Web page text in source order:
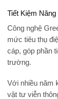
Tiết Kiệm
Công nghệ
mức tiêu thụ
cáp, góp phần
trường.
Với nhiều năm
vật tư viễn